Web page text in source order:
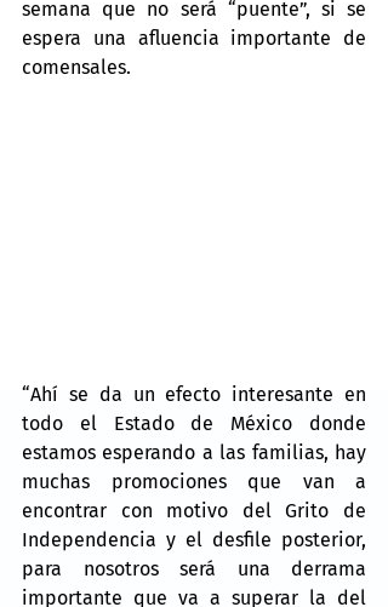
semana que no será “puente”, si se
espera una afluencia importante de
comensales.
“Ahí se da un efecto interesante en
todo el Estado de México donde
estamos esperando a las familias, hay
muchas promociones que van a
encontrar con motivo del Grito de
Independencia y el desfile posterior,
para nosotros será una derrama
importante que va a superar la del